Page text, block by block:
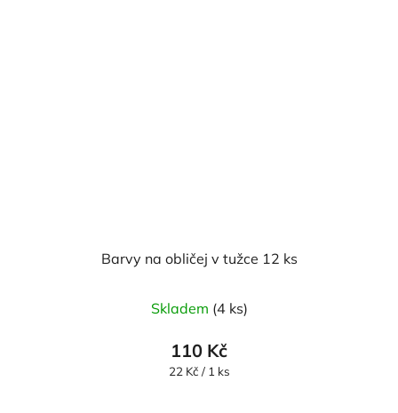
Barvy na obličej v tužce 12 ks
Skladem (4 ks)
110 Kč
Měrná
22 Kč / 1 ks